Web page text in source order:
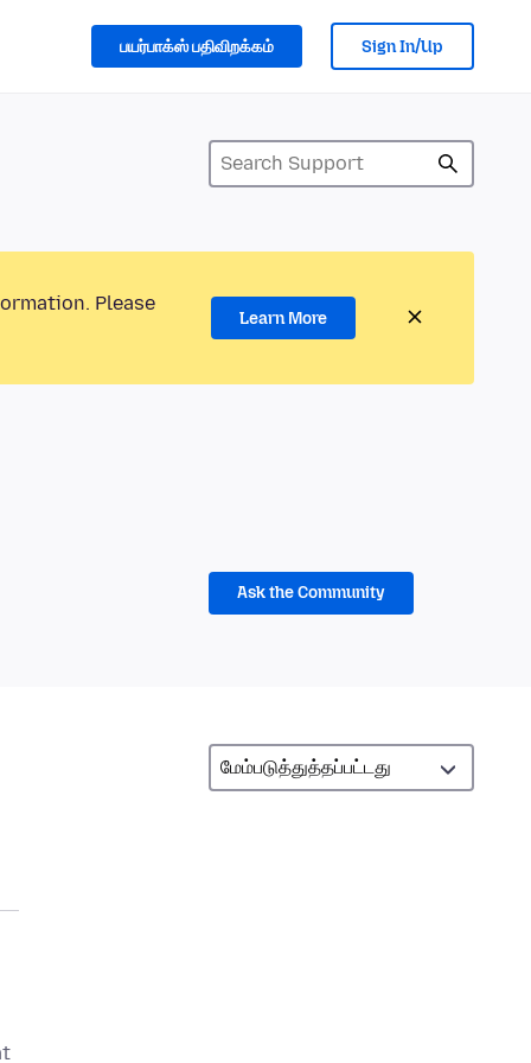
பயர்பாக்ஸ் பதிவிறக்கம் Sign In/Up
Please
Learn More
Ask the Community